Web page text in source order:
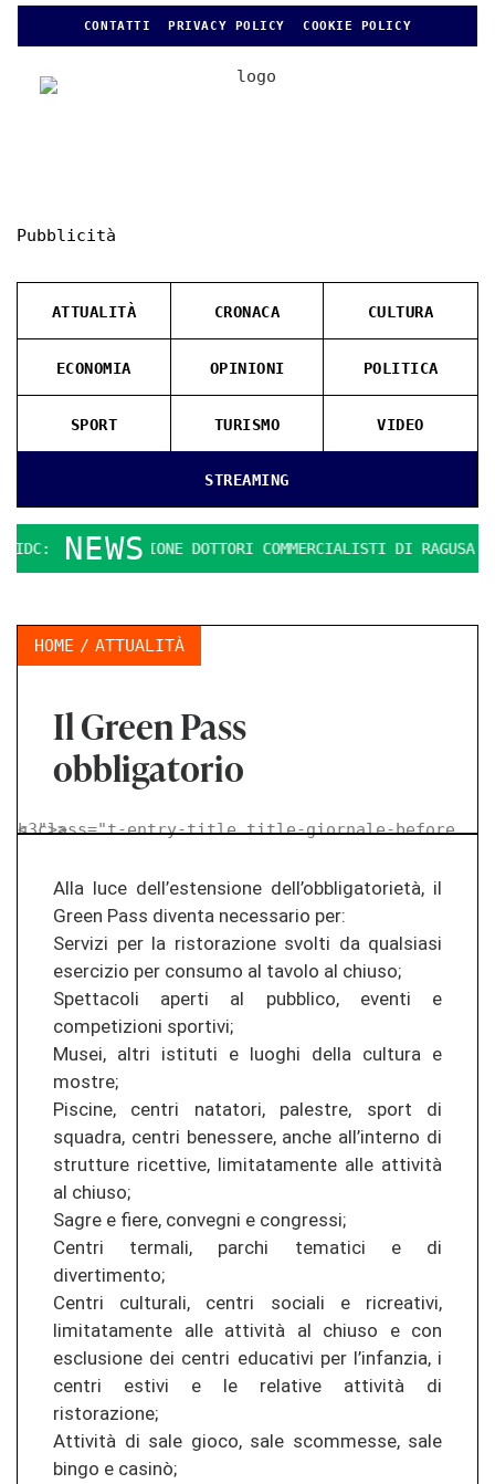
CONTATTI PRIVACY POLICY COOKIE POLICY
Pubblicità
STREAMING
ATTUALITÀ CRONACA CULTURA
ECONOMIA OPINIONI POLITICA
SPORT TURISMO VIDEO
NEWS
L’ASSOCIAZIONE DOTTORI COMMERCIALISTI DI RAGUSA
HOME ATTUALITÀ
Il Green Pass
obbligatorio
< class="t-entry-title title-giornale-before h3">>
Alla luce dell’estensione dell’obbligatorietà, il
Green Pass diventa necessario per:
Servizi per la ristorazione svolti da qualsiasi
esercizio per consumo al tavolo al chiuso;
Spettacoli aperti al pubblico, eventi e
competizioni sportivi;
Musei, altri istituti e luoghi della cultura e
mostre;
Piscine, centri natatori, palestre, sport di
squadra, centri benessere, anche all’interno di
strutture ricettive, limitatamente alle attività
al chiuso;
Sagre e fiere, convegni e congressi;
Centri termali, parchi tematici e di
divertimento;
Centri culturali, centri sociali e ricreativi,
limitatamente alle attività al chiuso e con
esclusione dei centri educativi per l’infanzia, i
centri estivi e le relative attività di
ristorazione;
Attività di sale gioco, sale scommesse, sale
bingo e casinò;